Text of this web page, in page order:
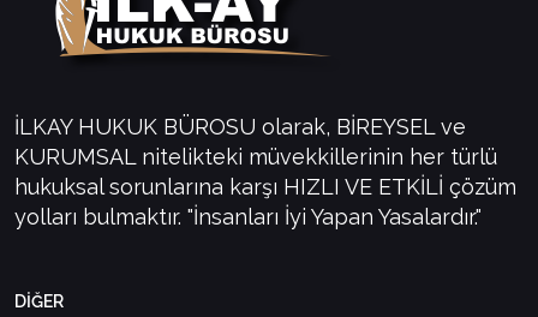
İLKAY HUKUK BÜROSU olarak, BİREYSEL ve
KURUMSAL nitelikteki müvekkillerinin her türlü
hukuksal sorunlarına karşı HIZLI VE ETKİLİ çözüm
yolları bulmaktır. "İnsanları İyi Yapan Yasalardır."
DİĞER